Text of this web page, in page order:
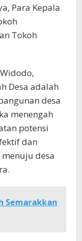
Para Kepala
Tokoh
Desa adalah
desa
menengah
potensi
dan
desa
Semarakkan